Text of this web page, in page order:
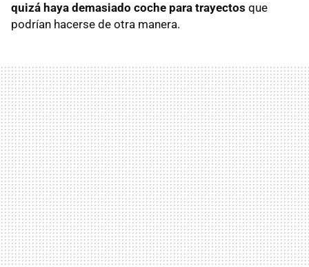
quizá haya demasiado coche para trayectos que
podrían hacerse de otra manera.